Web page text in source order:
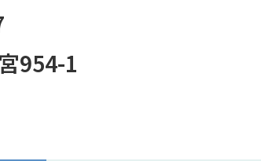
954-1